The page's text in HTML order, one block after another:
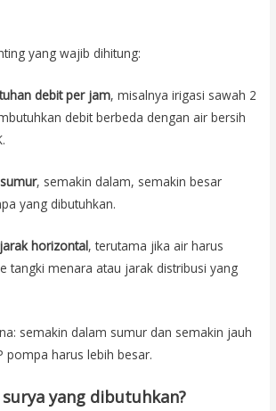
yang wajib dihitung:
debit per jam, misalnya irigasi sawah 2
debit berbeda dengan air bersih
, semakin dalam, semakin besar
yang dibutuhkan.
horizontal, terutama jika air harus
tangki menara atau jarak distribusi yang
semakin dalam sumur dan semakin jauh
pompa harus lebih besar.
yang dibutuhkan?